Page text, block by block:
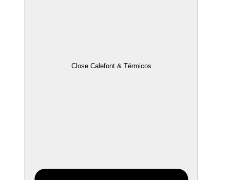
Close Calefont & Térmicos